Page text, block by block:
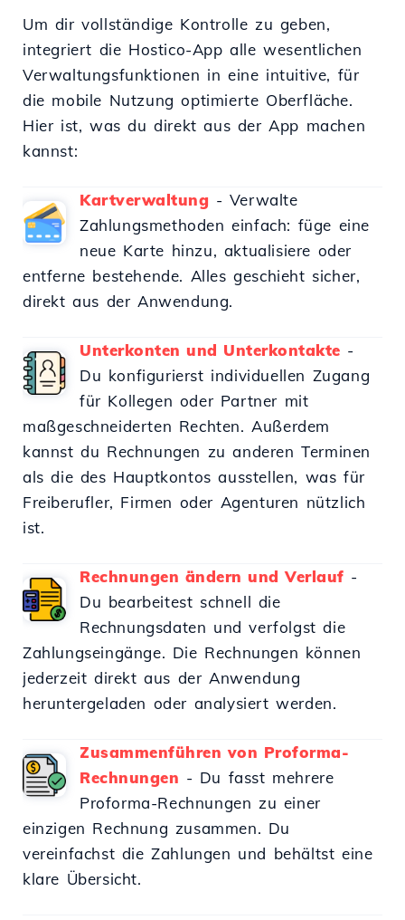
Um dir vollständige Kontrolle zu geben,
integriert die Hostico-App alle wesentlichen
Verwaltungsfunktionen in eine intuitive, für
die mobile Nutzung optimierte Oberfläche.
Hier ist, was du direkt aus der App machen
kannst:
Kartverwaltung - Verwalte
Zahlungsmethoden einfach: füge eine
neue Karte hinzu, aktualisiere oder
entferne bestehende. Alles geschieht sicher,
direkt aus der Anwendung.
Unterkonten und Unterkontakte -
Du konfigurierst individuellen Zugang
für Kollegen oder Partner mit
maßgeschneiderten Rechten. Außerdem
kannst du Rechnungen zu anderen Terminen
als die des Hauptkontos ausstellen, was für
Freiberufler, Firmen oder Agenturen nützlich
ist.
Rechnungen ändern und Verlauf -
Du bearbeitest schnell die
Rechnungsdaten und verfolgst die
Zahlungseingänge. Die Rechnungen können
jederzeit direkt aus der Anwendung
heruntergeladen oder analysiert werden.
Zusammenführen von Proforma-
Rechnungen - Du fasst mehrere
Proforma-Rechnungen zu einer
einzigen Rechnung zusammen. Du
vereinfachst die Zahlungen und behältst eine
klare Übersicht.